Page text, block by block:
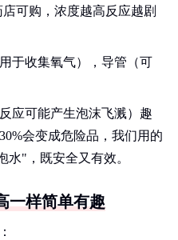
店可购，浓度越高反应越剧
于收集氧气），导管（可
应可能产生泡沫飞溅）趣
会变成危险品，我们用的
水"，既安全又有效。
一样简单有趣